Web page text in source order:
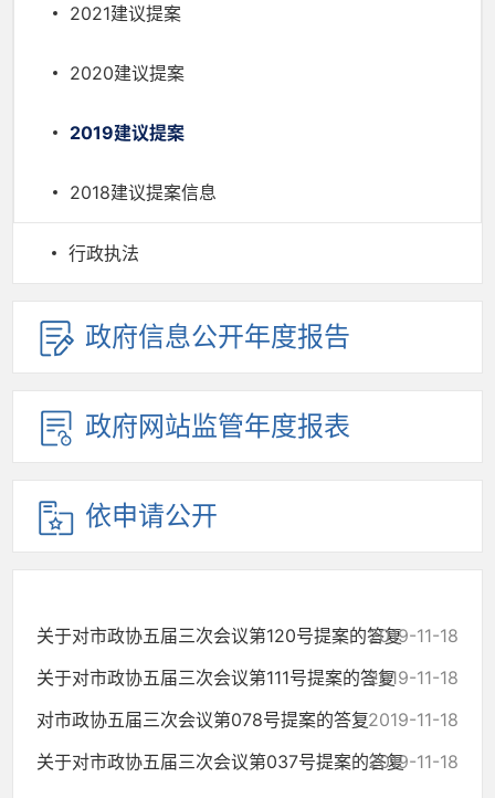
2021建议提案
2020建议提案
2019建议提案
2018建议提案信息
行政执法
政府信息公开年度报告
政府网站监管年度报表
依申请公开
关于对市政协五届三次会议第120号提案的答复2019-11-18
关于对市政协五届三次会议第111号提案的答复2019-11-18
对市政协五届三次会议第078号提案的答复2019-11-18
关于对市政协五届三次会议第037号提案的答复2019-11-18